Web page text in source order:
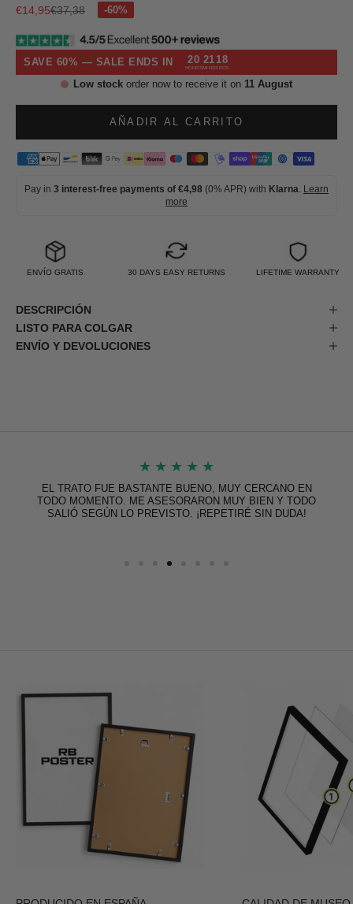
Precio de oferta
€14,95Precio normal
€37,38
SAVE 60% — SALE ENDS IN 20
HOURS
21
MINS
18
SECS
Low stock order now to receive it on 11 August
AÑADIR AL CARRITO
Pay in 3 interest-free payments of €4,98 (0% APR) with Klarna. Learn
more
ENVÍO GRATIS 30 DAYS EASY RETURNS LIFETIME WARRANTY
DESCRIPCIÓN
LISTO PARA COLGAR
ENVÍO Y DEVOLUCIONES
★ ★ ★ ★ ★
EL TRATO FUE BASTANTE BUENO, MUY CERCANO EN
TODO MOMENTO. ME ASESORARON MUY BIEN Y TODO
SALIÓ SEGÚN LO PREVISTO. ¡REPETIRÉ SIN DUDA!